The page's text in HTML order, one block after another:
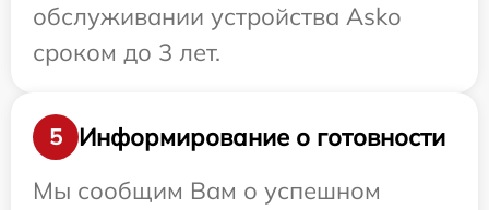
обслуживании устройства Asko
сроком до 3 лет.
5
Информирование о готовности
Мы сообщим Вам о успешном